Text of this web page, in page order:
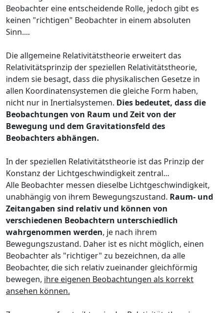
Beobachter eine entscheidende Rolle, jedoch gibt es
keinen "richtigen" Beobachter in einem absoluten
Sinn....
Die allgemeine Relativitätstheorie erweitert das
Relativitätsprinzip der speziellen Relativitätstheorie,
indem sie besagt, dass die physikalischen Gesetze in
allen Koordinatensystemen die gleiche Form haben,
nicht nur in Inertialsystemen. Dies bedeutet, dass die
Beobachtungen von Raum und Zeit von der
Bewegung und dem Gravitationsfeld des
Beobachters abhängen.
In der speziellen Relativitätstheorie ist das Prinzip der
Konstanz der Lichtgeschwindigkeit zentral...
Alle Beobachter messen dieselbe Lichtgeschwindigkeit,
unabhängig von ihrem Bewegungszustand. Raum- und
Zeitangaben sind relativ und können von
verschiedenen Beobachtern unterschiedlich
wahrgenommen werden, je nach ihrem
Bewegungszustand. Daher ist es nicht möglich, einen
Beobachter als "richtiger" zu bezeichnen, da alle
Beobachter, die sich relativ zueinander gleichförmig
bewegen, ihre eigenen Beobachtungen als korrekt
ansehen können.